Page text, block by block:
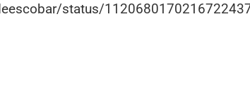
status/